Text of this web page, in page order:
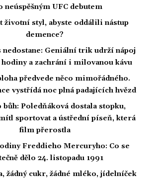
neúspěšným UFC debutem
životní styl, abyste oddálili nástup
demence?
nedostane: Geniální trik udrží nápoj
a zachrání i milovanou kávu
předvede něco mimořádného.
vystřídá noc plná padajících hvězd
bůh: Poledňáková dostala stopku,
sportovat a ústřední píseň, která
film přerostla
Freddieho Mercuryho: Co se
dělo 24. listopadu 1991
žádný cukr, žádné mléko, jídelníček